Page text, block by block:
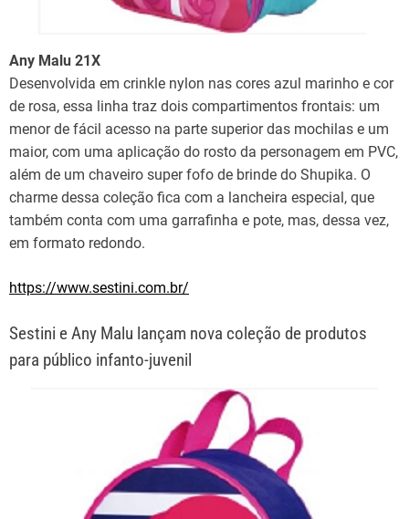
Any Malu 21X
Desenvolvida em crinkle nylon nas cores azul marinho e cor
de rosa, essa linha traz dois compartimentos frontais: um
menor de fácil acesso na parte superior das mochilas e um
maior, com uma aplicação do rosto da personagem em PVC,
além de um chaveiro super fofo de brinde do Shupika. O
charme dessa coleção fica com a lancheira especial, que
também conta com uma garrafinha e pote, mas, dessa vez,
em formato redondo.
https://www.sestini.com.br/
Sestini e Any Malu lançam nova coleção de produtos
para público infanto-juvenil